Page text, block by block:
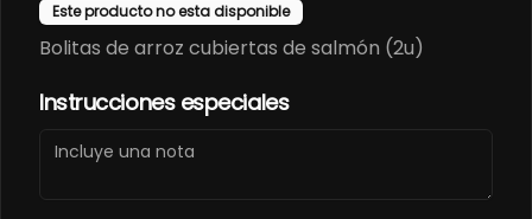
Instagram
Facebook
Mi cuenta
Este producto no esta disponible
Bolitas de arroz cubiertas de salmón (2u)
Instrucciones especiales